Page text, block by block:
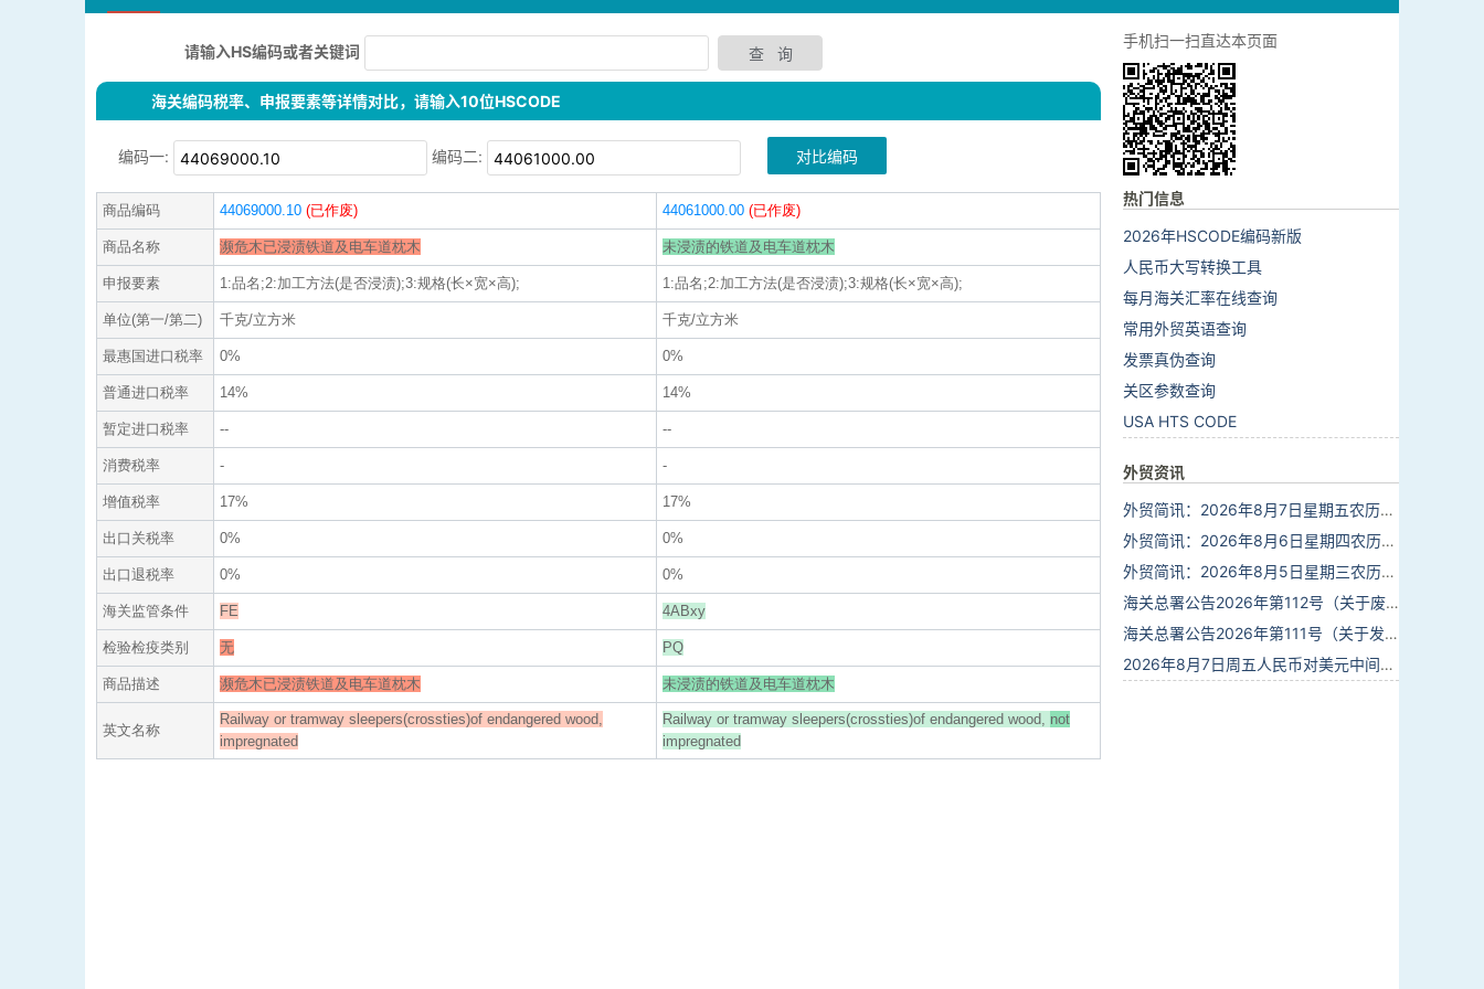
请输入HS编码或者关键词
海关编码税率、申报要素等详情对比，请输入10位HSCODE
编码一: 编码二: 对比编码
商品编码 44069000.10 (已作废) 44061000.00 (已作废)
商品名称 濒危木已浸渍铁道及电车道枕木 未浸渍的铁道及电车道枕木
申报要素 1:品名;2:加工方法(是否浸渍);3:规格(长×宽×高); 1:品名;2:加工方法(是否浸渍);3:规格(长×宽×高);
单位(第一/第二) 千克/立方米 千克/立方米
最惠国进口税率 0% 0%
普通进口税率 14% 14%
暂定进口税率 -- --
消费税率 - -
增值税率 17% 17%
出口关税率 0% 0%
出口退税率 0% 0%
海关监管条件 FE 4ABxy
检验检疫类别 无 PQ
商品描述 濒危木已浸渍铁道及电车道枕木 未浸渍的铁道及电车道枕木
英文名称
Railway or tramway sleepers(crossties)of endangered wood,
impregnated
Railway or tramway sleepers(crossties)of endangered wood, not
impregnated
手机扫一扫直达本页面
热门信息
2026年HSCODE编码新版
人民币大写转换工具
每月海关汇率在线查询
常用外贸英语查询
发票真伪查询
关区参数查询
USA HTS CODE
外贸资讯
外贸简讯：2026年8月7日星期五农历六月廿五
外贸简讯：2026年8月6日星期四农历六月廿四
外贸简讯：2026年8月5日星期三农历六月廿三
海关总署公告2026年第112号（关于废止部分卫生检疫类规范性文件的公告）
海关总署公告2026年第111号（关于发布《进出境动植物检疫处理监督管理工作规定》《进出境卫生处理监督管理工作规定》的公告）
2026年8月7日周五人民币对美元中间价报6.7904调贬9个基点